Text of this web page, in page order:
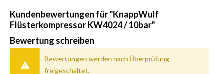
Kundenbewertungen für "KnappWulf
Flüsterkompressor KW4024 / 10bar"
Bewertung schreiben
Bewertungen werden nach Überprüfung
freigeschaltet.